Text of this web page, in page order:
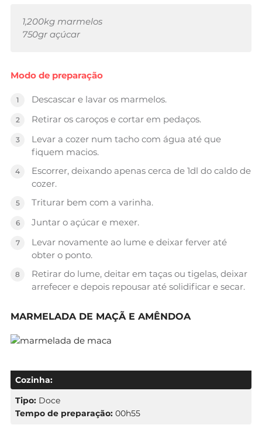
1,200kg marmelos
750gr açúcar
Modo de preparação
Descascar e lavar os marmelos.
Retirar os caroços e cortar em pedaços.
Levar a cozer num tacho com água até que
fiquem macios.
Escorrer, deixando apenas cerca de 1dl do caldo de
cozer.
Triturar bem com a varinha.
Juntar o açúcar e mexer.
Levar novamente ao lume e deixar ferver até
obter o ponto.
Retirar do lume, deitar em taças ou tigelas, deixar
arrefecer e depois repousar até solidificar e secar.
MARMELADA DE MAÇÃ E AMÊNDOA
Cozinha:
Tipo: Doce
Tempo de preparação: 00h55